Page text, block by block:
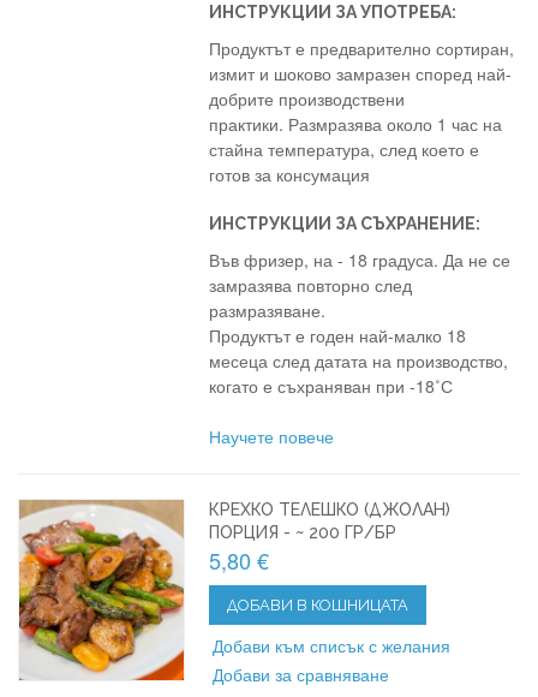
ИНСТРУКЦИИ ЗА УПОТРЕБА:
Продуктът е предварително сортиран,
измит и шоково замразен според най-
добрите производствени
практики. Размразява около 1 час на
стайна температура, след което е
готов за консумация
ИНСТРУКЦИИ ЗА СЪХРАНЕНИЕ:
Във фризер, на - 18 градуса. Да не се
замразява повторно след
размразяване.
Продуктът е годен най-малко 18
месеца след датата на производство,
когато е съхраняван при -18˚С
Научете повече
КРЕХКО ТЕЛЕШКО (ДЖОЛАН)
ПОРЦИЯ - ~ 200 ГР/БР
5,80 €
ДОБАВИ В КОШНИЦАТА
Добави към списък с желания
Добави за сравняване